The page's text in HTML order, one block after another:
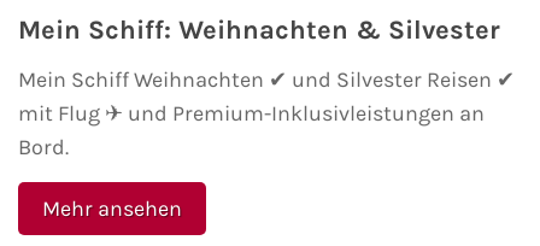
Fähre buchen
Color Line
DFDS Seaways
Finnlines
Mein Schiff: Weihnachten & Silvester
Mein Schiff Weihnachten ✔ und Silvester Reisen ✔
mit Flug ✈ und Premium-Inklusivleistungen an
Bord.
Mehr ansehen